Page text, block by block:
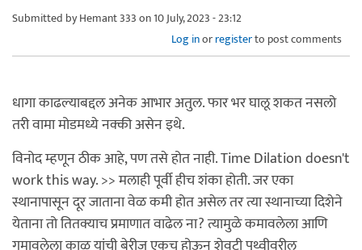
Submitted byHemant 333on 10 July, 2023 - 23:12
Log inorregisterto post comments
धागा काढल्याबद्दल अनेक आभार अतुल. फार भर घालू शकत नसलो
तरी वामा मोडमध्ये नक्की असेन इथे.
विनोद म्हणून ठीक आहे, पण तसे होत नाही. Time Dilation doesn't
work this way. >> मलाही पूर्वी हीच शंका होती. जर एका
स्थानापासून दूर जाताना वेळ कमी होत असेल तर त्या स्थानाच्या दिशेने
येताना तो तितक्याच प्रमाणात वाढेल ना? त्यामुळे कमावलेला आणि